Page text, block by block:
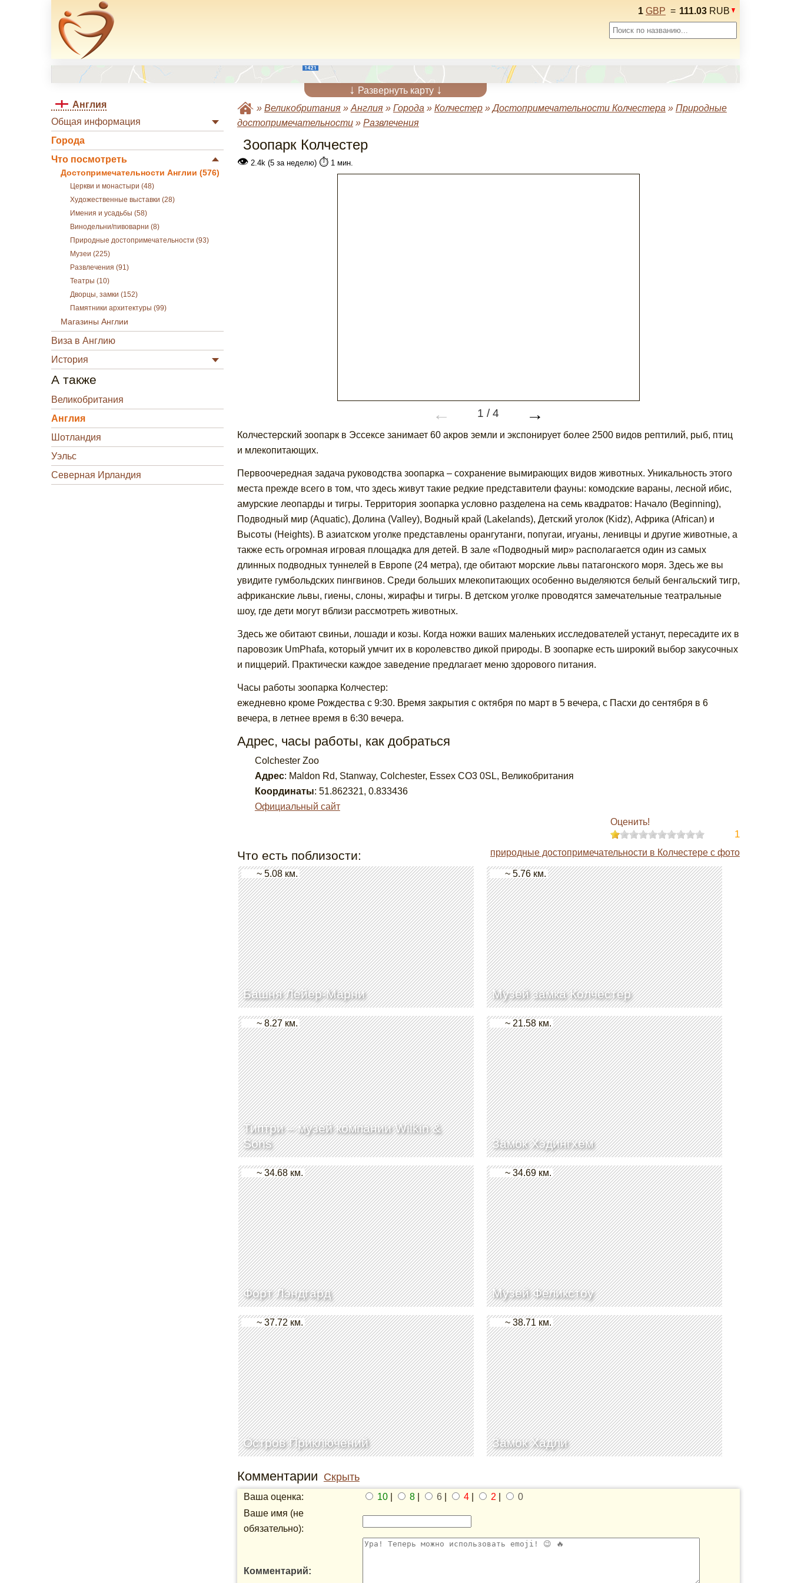
1 GBP = 111.03 RUB
↓ Развернуть карту ↓
Англия
Общая информация
Города
Что посмотреть
Достопримечательности Англии (576)
Церкви и монастыри (48)
Художественные выставки (28)
Имения и усадьбы (58)
Винодельни/пивоварни (8)
Природные достопримечательности (93)
Музеи (225)
Развлечения (91)
Театры (10)
Дворцы, замки (152)
Памятники архитектуры (99)
Магазины Англии
Виза в Англию
История
А также
Великобритания
Англия
Шотландия
Уэльс
Северная Ирландия
» Великобритания» Англия» Города » Колчестер»Достопримечательности Колчестера » Природные
достопримечательности» Развлечения
Зоопарк Колчестер
👁2.4k (5 за неделю) ⏱️1 мин.
← 1 /4 →
Колчестерский зоопарк в Эссексе занимает 60 акров земли и экспонирует более 2500 видов рептилий, рыб, птиц
и млекопитающих.
Первоочередная задача руководства зоопарка – сохранение вымирающих видов животных. Уникальность этого
места прежде всего в том, что здесь живут такие редкие представители фауны: комодские вараны, лесной ибис,
амурские леопарды и тигры. Территория зоопарка условно разделена на семь квадратов: Начало (Beginning),
Подводный мир (Aquatic), Долина (Valley), Водный край (Lakelands), Детский уголок (Kidz), Африка (African) и
Высоты (Heights). В азиатском уголке представлены орангутанги, попугаи, игуаны, ленивцы и другие животные, а
также есть огромная игровая площадка для детей. В зале «Подводный мир» располагается один из самых
длинных подводных туннелей в Европе (24 метра), где обитают морские львы патагонского моря. Здесь же вы
увидите гумбольдских пингвинов. Среди больших млекопитающих особенно выделяются белый бенгальский тигр,
африканские львы, гиены, слоны, жирафы и тигры. В детском уголке проводятся замечательные театральные
шоу, где дети могут вблизи рассмотреть животных.
Здесь же обитают свиньи, лошади и козы. Когда ножки ваших маленьких исследователей устанут, пересадите их в
паровозик UmPhafa, который умчит их в королевство дикой природы. В зоопарке есть широкий выбор закусочных
и пиццерий. Практически каждое заведение предлагает меню здорового питания.
Часы работы зоопарка Колчестер:
ежедневно кроме Рождества с 9:30. Время закрытия с октября по март в 5 вечера, с Пасхи до сентября в 6
вечера, в летнее время в 6:30 вечера.
Адрес, часы работы, как добраться
Colchester Zoo
Адрес: Maldon Rd, Stanway, Colchester, Essex CO3 0SL, Великобритания
Координаты: 51.862321, 0.833436
Официальный сайт
Оценить!
1
Что есть поблизости: природные достопримечательности в Колчестере с фото
Башня Лейер-Марни
~ 5.08 км.
Музей замка Колчестер
~ 5.76 км.
Типтри – музей компании Wilkin &
Sons
~ 8.27 км.
Замок Хэдингхем
~ 21.58 км.
Форт Лэндгард
~ 34.68 км.
Музей Феликстоу
~ 34.69 км.
Остров Приключений
~ 37.72 км.
Замок Хадли
~ 38.71 км.
Комментарии Скрыть
Ваша оценка: 10| 8| 6| 4| 2
0
Ваше имя (не
обязательно):
Комментарий: